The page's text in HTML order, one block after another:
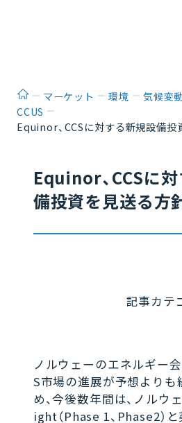
ホームマーケット 環境 気候変
CCUS
Equinor、CCSに対する新規設備投
Equinor、CCSに
備投資を見送る方
記事カテ
ノルウェーのエネルギー
S市場の進展が予想よりも
め、今後数年間は、ノル
ight（Phase 1、Phase2）